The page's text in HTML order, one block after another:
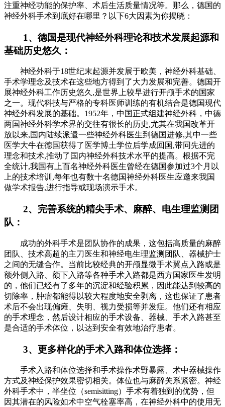
注重神经功能的保护率、术后生活质量情况等。那么，德国的
神经外科手术到底好在哪里？以下6大因素为你揭晓：
1、德国是现代神经外科理论和技术发展起源和
基础历史悠久：
神经外科于18世纪末起源并发展于欧美，神经外科基础、
手术学理念及技术在这些地方得到了大力发展和完善。德国开
展神经外科工作历史悠久,是世界上较早进行开颅手术的国家
之一。现代科技与严格的专科医师训练的有机结合是德国现代
神经外科发展的基础。1952年，中国正式组建神经外科，中德
两国神经外科学术界的交往有很长的历史,尤其在我国改革开
放以来,国内陆续派遣一些神经外科医生到德国进修,其中一些
医学大牛在德国获得了医学博土学位后学成回国,带冋先进的
理念和技术,推动了国内神经外科技术水平的提高。根据不完
全统计,我国有上百名神经外科医生曾经在德国参加过3个月以
上的技术培训,每年也有数十名德国神经外科医生应邀来我国
做学术报告,进行指导或现场演示手术。
2、完善系统的精尖手术、麻醉、电生理监测团
队：
成功的外科手术是团队协作的成果，这包括高质量的麻醉
团队、技术高超的主刀医生和神经电生理监测团队、器械护士
之间的无缝合作。当前比较经典的开颅显微手术翼点入路或是
额外侧入路、额下入路等各种手术入路都是西方国家医生发明
的，他们已经有了多年的沉淀和经验积累，因此能达到较高的
切除率，肿瘤都能得以较大程度地安全剥离，这也保证了患者
术后不会出现偏瘫、失明、视力受损等并发症。他们还有相应
的手术理念，然后设计相应的手术设备、器械、手术入路甚至
是合适的手术体位，以达到安全有效地治疗患者。
3、更多样化的手术入路和体位选择：
手术入路和体位选择和手术操作术野暴露、术中器械操作
方式及神经保护效果密切相关。体位也与麻醉关系紧密。神经
外科手术中，半坐位（semisitting）手术有着独到的优势，但
因其潜在的风险如术中空气栓塞率高，在神经外科中的使用无